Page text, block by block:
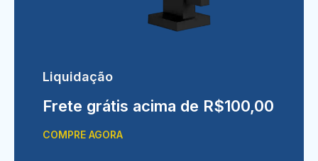
Liquidação
Frete grátis acima de R$100,00
COMPRE AGORA